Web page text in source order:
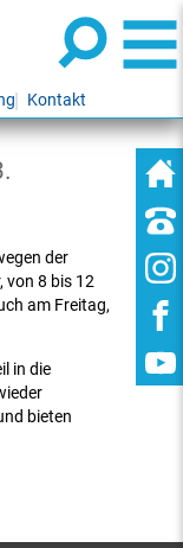
Kontakt
der
von 8 bis 12
am Freitag,
in die
bieten